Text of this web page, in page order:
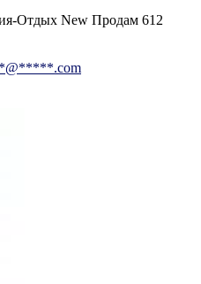
Отдых New Продам 612